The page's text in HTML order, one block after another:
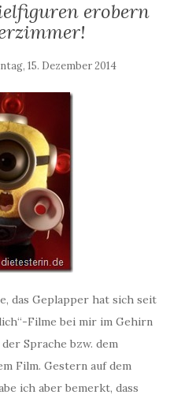
erobern
15. Dezember 2014
das Geplapper hat sich seit
Filme bei mir im Gehirn
Sprache bzw. dem
Film. Gestern auf dem
ich aber bemerkt, dass